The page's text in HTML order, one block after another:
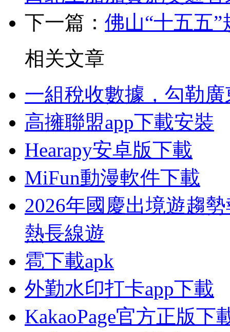
下一篇： 佛山“十五五
相关文章
一組稅收數據，勾勒
高擁聯盟app下載安裝
Hearapy安卓版下載
MiFun動漫軟件下載
2026年國慶出境遊趨
熱長線遊
雹下載apk
外勤水印打卡app下載
KakaoPage官方正版下